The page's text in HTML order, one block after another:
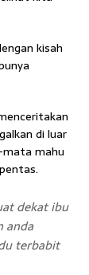
kisah
di luar
mata mahu
dekat ibu
anda
terbabit